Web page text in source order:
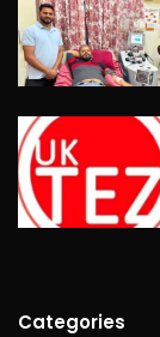
Categories